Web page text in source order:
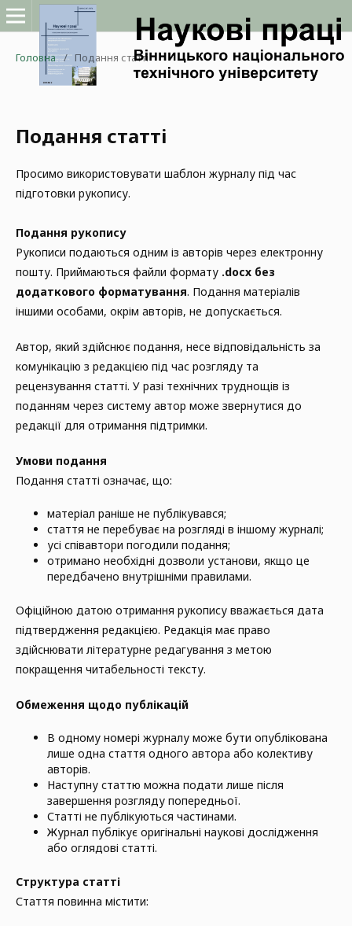
Головна / Подання статті
Подання статті
Просимо використовувати шаблон журналу під час
підготовки рукопису.
Подання рукопису
Рукописи подаються одним із авторів через електронну
пошту. Приймаються файли формату .docx без
додаткового форматування. Подання матеріалів
іншими особами, окрім авторів, не допускається.
Автор, який здійснює подання, несе відповідальність за
комунікацію з редакцією під час розгляду та
рецензування статті. У разі технічних труднощів із
поданням через систему автор може звернутися до
редакції для отримання підтримки.
Умови подання
Подання статті означає, що:
матеріал раніше не публікувався;
стаття не перебуває на розгляді в іншому журналі;
усі співавтори погодили подання;
отримано необхідні дозволи установи, якщо це
передбачено внутрішніми правилами.
Офіційною датою отримання рукопису вважається дата
підтвердження редакцією. Редакція має право
здійснювати літературне редагування з метою
покращення читабельності тексту.
Обмеження щодо публікацій
В одному номері журналу може бути опублікована
лише одна стаття одного автора або колективу
авторів.
Наступну статтю можна подати лише після
завершення розгляду попередньої.
Статті не публікуються частинами.
Журнал публікує оригінальні наукові дослідження
або оглядові статті.
Структура статті
Стаття повинна містити: